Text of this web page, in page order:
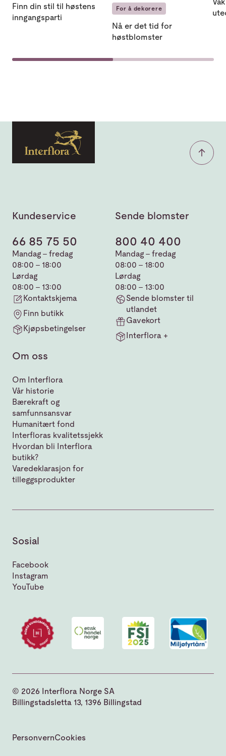
Finn din stil til høstens
inngangsparti
For å dekorere
Nå er det tid for
høstblomster
Kundeservice
66 85 75 50
Mandag - fredag
08:00 - 18:00
Lørdag
08:00 - 13:00
Kontaktskjema
Finn butikk
Kjøpsbetingelser
Sende blomster
800 40 400
Mandag - fredag
08:00 - 18:00
Lørdag
08:00 - 13:00
Sende blomster til
utlandet
Gavekort
Interflora +
Om oss
Om Interflora
Vår historie
Bærekraft og
samfunnsansvar
Humanitært fond
Interfloras kvalitetssjekk
Hvordan bli Interflora
butikk?
Varedeklarasjon for
tilleggsprodukter
Sosial
Facebook
Instagram
YouTube
© 2026 Interflora Norge SA
Billingstadsletta 13, 1396 Billingstad
PersonvernCookies